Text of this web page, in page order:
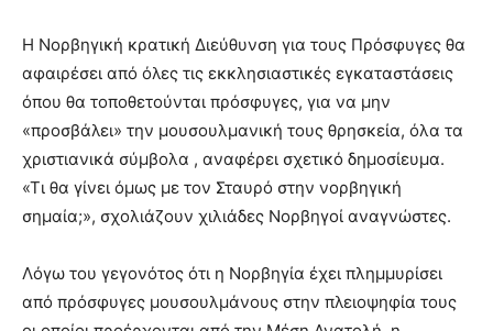
Η Νορβηγική κρατική Διεύθυνση για τους Πρόσφυγες θα
αφαιρέσει από όλες τις εκκλησιαστικές εγκαταστάσεις
όπου θα τοποθετούνται πρόσφυγες, για να μην
«προσβάλει» την μουσουλμανική τους θρησκεία, όλα τα
χριστιανικά σύμβολα , αναφέρει σχετικό δημοσίευμα.
«Τι θα γίνει όμως με τον Σταυρό στην νορβηγική
σημαία;», σχολιάζουν χιλιάδες Νορβηγοί αναγνώστες.
Λόγω του γεγονότος ότι η Νορβηγία έχει πλημμυρίσει
από πρόσφυγες μουσουλμάνους στην πλειοψηφία τους